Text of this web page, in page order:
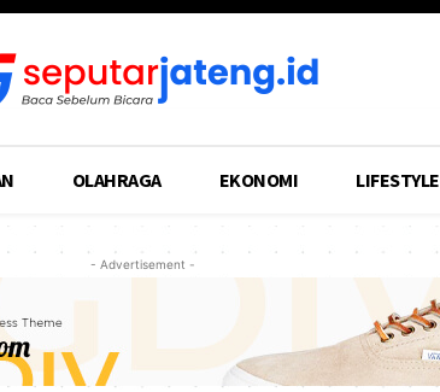
OLAHRAGA EKONOMI LIFESTYLE
- Advertisement -